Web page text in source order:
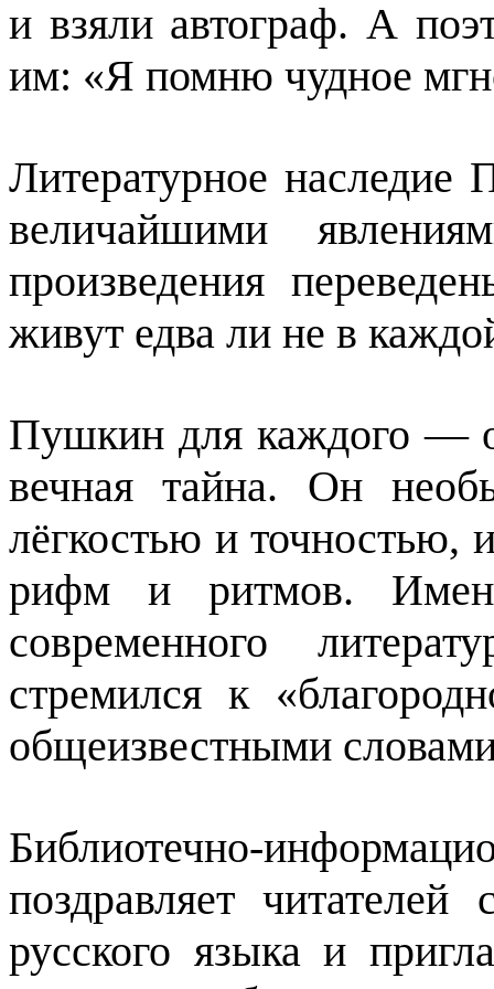
и взяли автограф. А
им: «Я помню чудное
Литературное
величайшими
произведения
живут едва ли не в
Пушкин для каждого —
вечная тайна. Он
лёгкостью и точностью,
рифм и ритмов.
современного
стремился к
общеизвестными
Библиотечно-
поздравляет
русского языка и